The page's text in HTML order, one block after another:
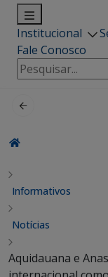
Institucional
Fale Conosco
Pesquisar
por:
Informativos
Notícias
Aquidauana e